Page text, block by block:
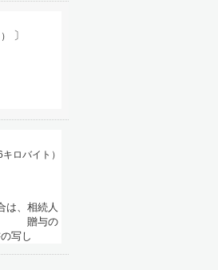
〕
ロバイト）
、相続人
し 贈与の
写し